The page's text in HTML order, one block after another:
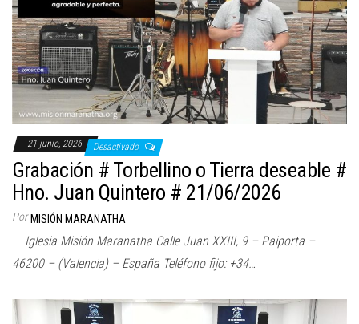
21 junio, 2026 Desactivado
Grabación # Torbellino o Tierra deseable #
Hno. Juan Quintero # 21/06/2026
Por MISIÓN MARANATHA
Iglesia Misión Maranatha Calle Juan XXIII, 9 – Paiporta –
46200 – (Valencia) – España Teléfono fijo: +34…